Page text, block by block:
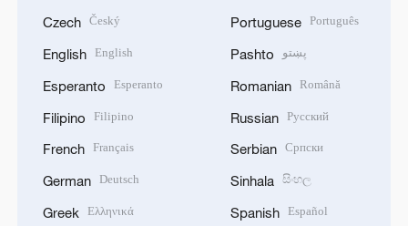
Czech Český
English English
Esperanto Esperanto
Filipino Filipino
French Français
German Deutsch
Greek Ελληνικά
Portuguese Português
Pashto پښتو
Romanian Română
Russian Русский
Serbian Српски
Sinhala සිංහල
Spanish Español